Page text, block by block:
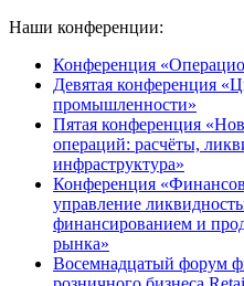
Наши конференции:
Конференция
Девятая конференция
промышленности»
Пятая конференция
операций: расчёты,
инфраструктура»
Конференция
управление
финансированием и
рынка»
Восемнадцатый форум